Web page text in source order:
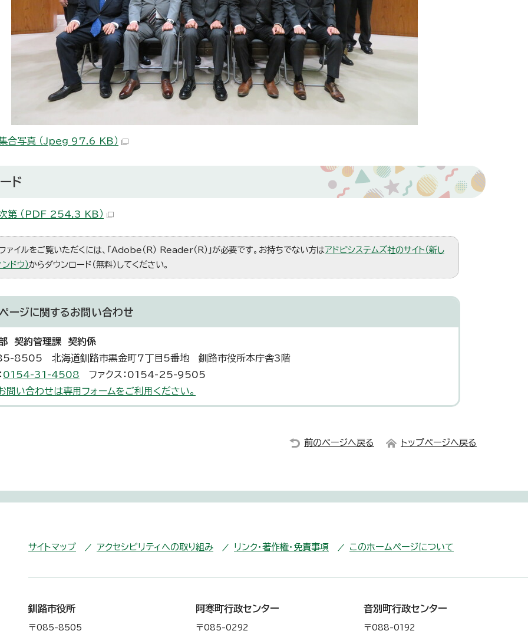
合写真 （Jpeg 97.6 KB）
ド
第 （PDF 254.3 KB）
ァイルをご覧いただくには、「Adobe（R） Reader（R）」が必要です。お持ちでない方はアドビシステムズ社のサイト（新し
ドウ）からダウンロード（無料）してください。
ージに関するお問い合わせ
契約管理課 契約係
8505 北海道釧路市黒金町7丁目5番地 釧路市役所本庁舎3階
0154-31-4508 ファクス：0154-25-9505
問い合わせは専用フォームをご利用ください。
前のページへ戻る トップページへ戻る
サイトマップ アクセシビリティへの取り組み リンク・著作権・免責事項 このホームページについて
釧路市役所
〒085-8505
阿寒町行政センター
〒085-0292
音別町行政センター
〒088-0192